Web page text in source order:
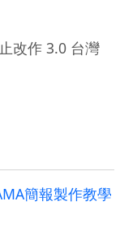
改作 3.0 台灣
簡報製作教學